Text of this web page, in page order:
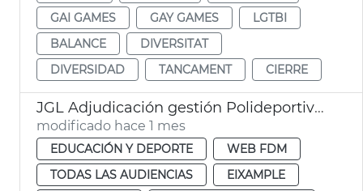
GAI GAMES
GAY GAMES
LGTBI
BALANCE
DIVERSITAT
DIVERSIDAD
TANCAMENT CIERRE
JGL Adjudicación gestión Polideportivo Parc Central
modificado hace 1 mes
EDUCACIÓN Y DEPORTE
WEB FDM
TODAS LAS AUDIENCIAS
EIXAMPLE